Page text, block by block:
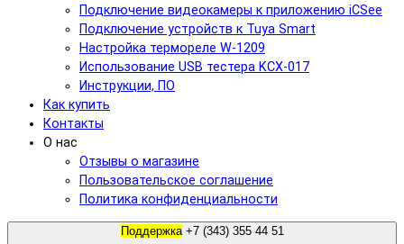
Подключение видеокамеры к приложению iCSee
Подключение устройств к Tuya Smart
Настройка термореле W-1209
Использование USB тестера KCX-017
Инструкции, ПО
Как купить
Контакты
О нас
Отзывы о магазине
Пользовательское соглашение
Политика конфиденциальности
Поддержка +7 (343) 355 44 51